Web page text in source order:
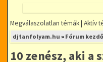
Megválaszolatlan témák| Aktív
djtanfolyam.hu » Fórum
10 zenész, aki